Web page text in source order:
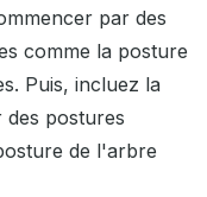
par des
comme la posture
Puis, incluez la
des postures
de l'arbre